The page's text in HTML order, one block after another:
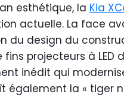
esthétique, la Kia
actuelle. La face
du design du
fins projecteurs à
inédit qui
également la « tiger